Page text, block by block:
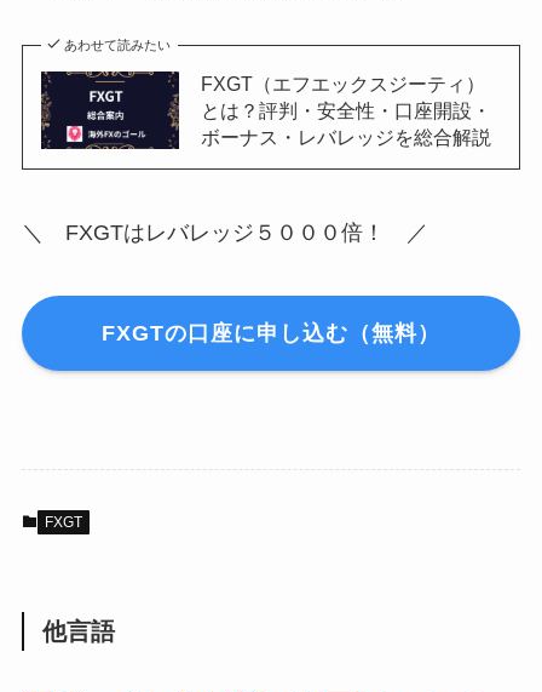
あわせて読みたい
FXGT（エフエックスジーティ）
とは？評判・安全性・口座開設・
ボーナス・レバレッジを総合解説
＼ FXGTはレバレッジ５０００倍！ ／
FXGTの口座に申し込む（無料）
FXGT
他言語